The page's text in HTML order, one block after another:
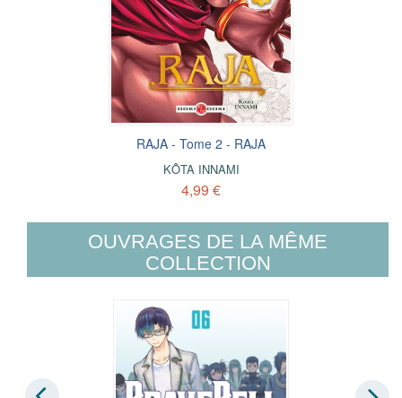
RAJA - Tome 2 - RAJA
KÔTA INNAMI
4,99 €
OUVRAGES DE LA MÊME
COLLECTION